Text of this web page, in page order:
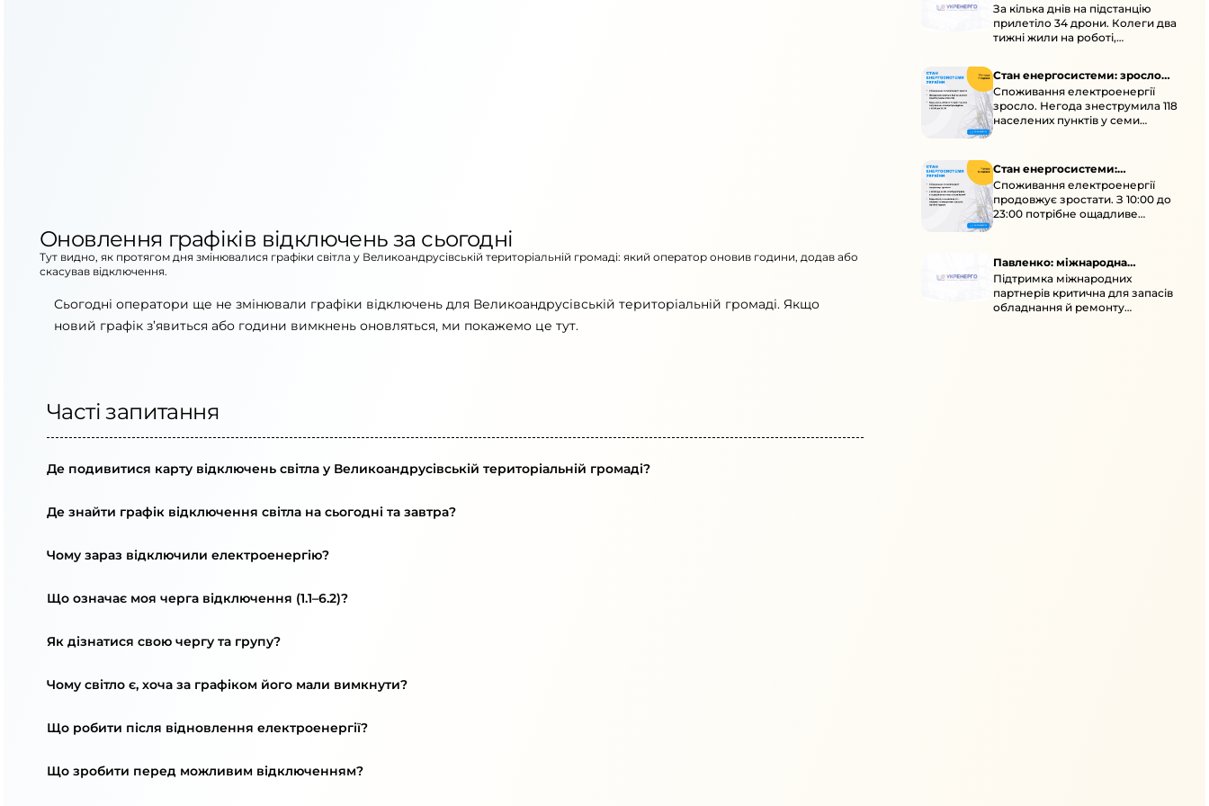
Оновлення графіків відключень за сьогодні
Тут видно, як протягом дня змінювалися графіки світла у Великоандрусівській територіальній громаді: який оператор оновив години, додав або
скасував відключення.
Сьогодні оператори ще не змінювали графіки відключень для Великоандрусівській територіальній громаді. Якщо
новий графік з’явиться або години вимкнень оновляться, ми покажемо це тут.
Часті запитання
Де подивитися карту відключень світла у Великоандрусівській територіальній громаді?
Де знайти графік відключення світла на сьогодні та завтра?
Чому зараз відключили електроенергію?
Що означає моя черга відключення (1.1–6.2)?
Як дізнатися свою чергу та групу?
Чому світло є, хоча за графіком його мали вимкнути?
Що робити після відновлення електроенергії?
Що зробити перед можливим відключенням?
окупація
За кілька днів на підстанцію
прилетіло 34 дрони. Колеги два
тижні жили на роботі,
Стан енергосистеми: зросло
споживання через негоду
Споживання електроенергії
зросло. Негода знеструмила 118
населених пунктів у семи
областях. Обмежте
електроприладами 10:00–23:00.
Стан енергосистеми:
споживання зростає
Споживання електроенергії
продовжує зростати. З 10:00 до
23:00 потрібне ощадливе
енергоспоживання, а
перенести на нічні години.
Павленко: міжнародна
підтримка для стійкості
енергосистеми
Підтримка міжнародних
партнерів критична для запасів
обладнання й ремонту